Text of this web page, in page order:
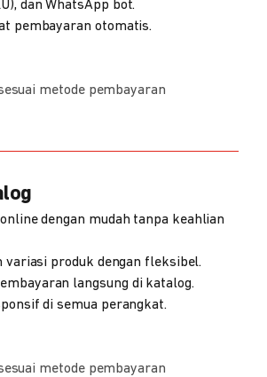
dan WhatsApp bot.
pembayaran otomatis.
metode pembayaran
dengan mudah tanpa keahlian
variasi produk dengan fleksibel.
langsung di katalog.
di semua perangkat.
metode pembayaran